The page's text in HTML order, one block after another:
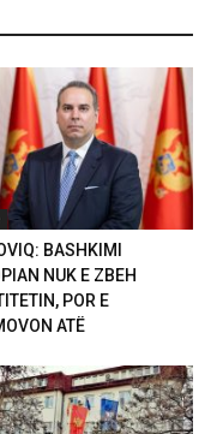
BASHKIMI
NUK E ZBEH
POR E
ATË